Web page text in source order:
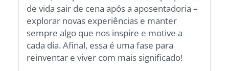
de vida sair de cena após a aposentadoria –
explorar novas experiências e manter
sempre algo que nos inspire e motive a
cada dia. Afinal, essa é uma fase para
reinventar e viver com mais significado!